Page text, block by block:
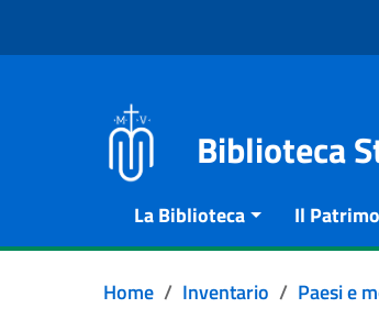
Biblioteca
La Biblioteca Il
Home Inventario Paesi e